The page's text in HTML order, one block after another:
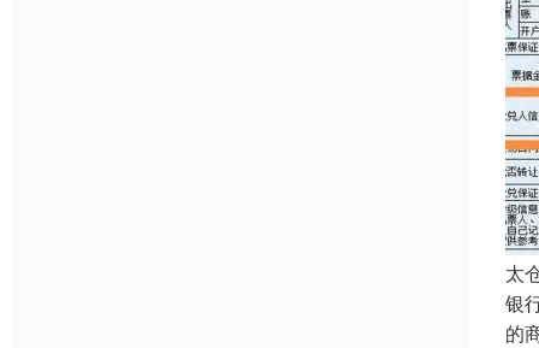
太
银
的